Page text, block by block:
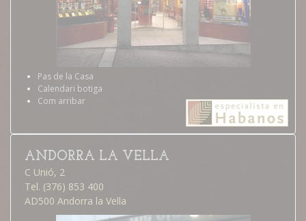
Pas de la Casa
Calendari botiga
Com arribar
ANDORRA LA VELLA
C Unió, 2
Tel. (376) 853 400
AD500 Andorra la Vella